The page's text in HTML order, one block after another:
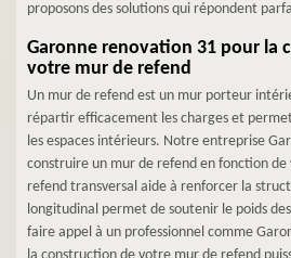
proposons des solutions qui répondent
Garonne renovation 31 pour la
votre mur de refend
Un mur de refend est un mur porteur
répartir efficacement les charges et
les espaces intérieurs. Notre entreprise
construire un mur de refend en fonction
refend transversal aide à renforcer la
longitudinal permet de soutenir le poids
faire appel à un professionnel comme